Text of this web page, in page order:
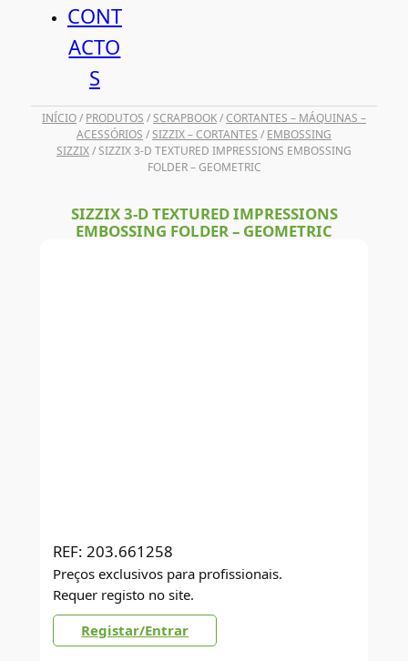
CONT
ACTO
S
INÍCIO/ PRODUTOS /SCRAPBOOK/CORTANTES – MÁQUINAS –
ACESSÓRIOS /SIZZIX – CORTANTES / EMBOSSING
SIZZIX/ SIZZIX 3-D TEXTURED IMPRESSIONS EMBOSSING
FOLDER – GEOMETRIC
SIZZIX 3-D TEXTURED IMPRESSIONS
EMBOSSING FOLDER – GEOMETRIC
REF: 203.661258
Preços exclusivos para profissionais.
Requer registo no site.
Registar/Entrar